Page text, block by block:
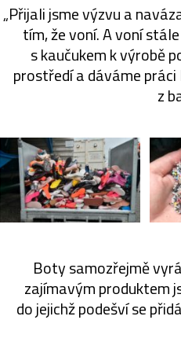
„Přijali jsme výzvu a
tím, že voní. A voní
s kaučukem k výrobě
prostředí a dáváme práci
z
Boty samozřejmě
zajímavým produktem
do jejichž podešví se